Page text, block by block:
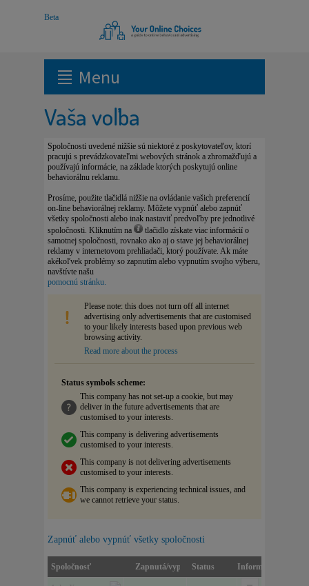
Menu
Vaša voľba
Spoločnosti uvedené nižšie sú niektoré z poskytovateľov, ktorí
pracujú s prevádzkovateľmi webových stránok a zhromažďujú a
používajú informácie, na základe ktorých poskytujú online
behaviorálnu reklamu.
Prosíme, použite tlačidlá nižšie na ovládanie vašich preferencií
on-line behaviorálnej reklamy. Môžete vypnúť alebo zapnúť
všetky spoločnosti alebo inak nastaviť predvoľby pre jednotlivé
spoločnosti. Kliknutím na
tlačidlo získate viac informácií o
samotnej spoločnosti, rovnako ako aj o stave jej behaviorálnej
reklamy v internetovom prehliadači, ktorý používate. Ak máte
akékoľvek problémy so zapnutím alebo vypnutím svojho ​​výberu,
navštívte našu
pomocnú stránku.
Please note: this does not turn off all internet
advertising only advertisements that are customised
to your likely interests based upon previous web
browsing activity.
Read more about the process
Status symbols scheme:
This company has not set-up a cookie, but may
deliver in the future advertisements that are
customised to your interests.
This company is delivering advertisements
customised to your interests.
This company is not delivering advertisements
customised to your interests.
This company is experiencing technical issues, and
we cannot retrieve your status.